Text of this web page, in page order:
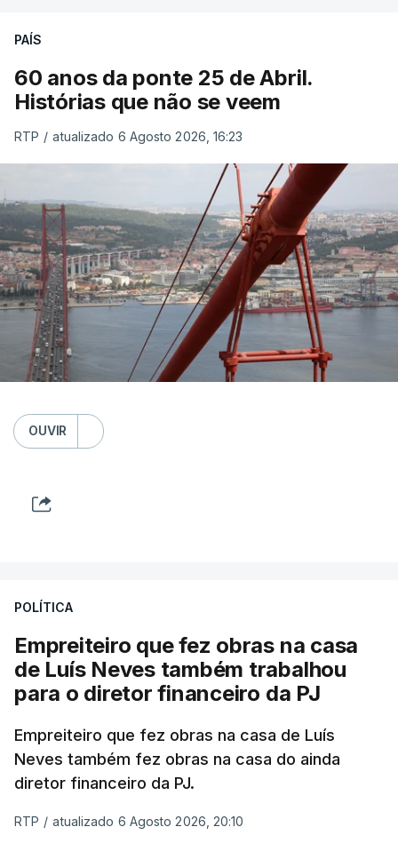
PAÍS
60 anos da ponte 25 de Abril.
Histórias que não se veem
RTP / atualizado 6 Agosto 2026, 16:23
OUVIR
POLÍTICA
Empreiteiro que fez obras na casa
de Luís Neves também trabalhou
para o diretor financeiro da PJ
Empreiteiro que fez obras na casa de Luís
Neves também fez obras na casa do ainda
diretor financeiro da PJ.
RTP / atualizado 6 Agosto 2026, 20:10